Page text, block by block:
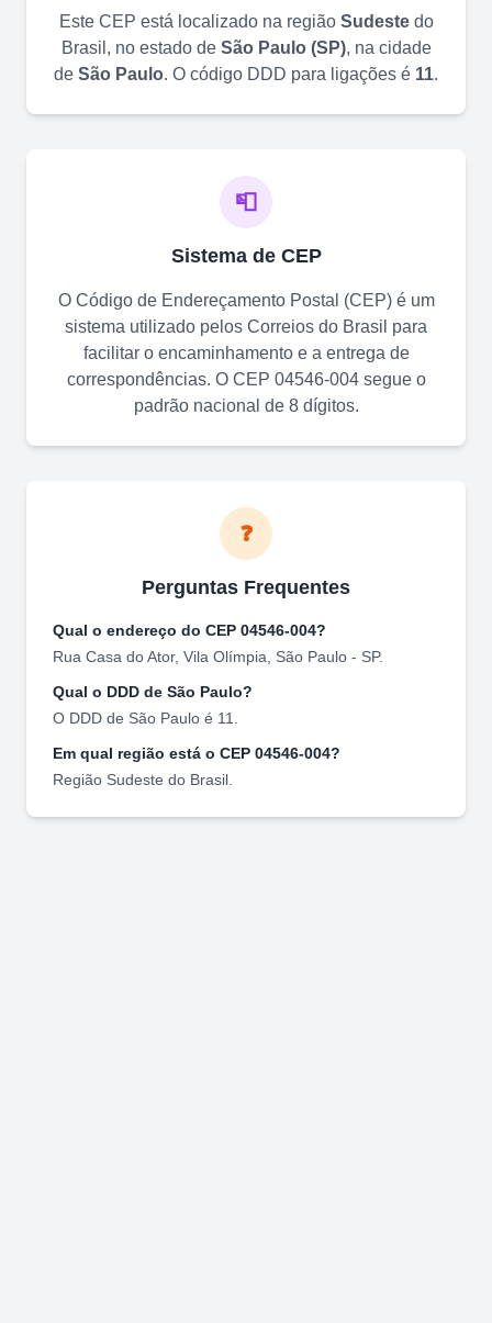
Este CEP está localizado na região Sudestedo
Brasil, no estado de São Paulo(SP), na cidade
de São Paulo. O código DDD para ligações é 11.
📮
Sistema de CEP
O Código de Endereçamento Postal (CEP) é um
sistema utilizado pelos Correios do Brasil para
facilitar o encaminhamento e a entrega de
correspondências. O CEP 04546-004segue o
padrão nacional de 8 dígitos.
❓
Perguntas Frequentes
Qual o endereço do CEP 04546-004?
Rua Casa do Ator, Vila Olímpia São Paulo - SP.
Qual o DDD de São Paulo?
O DDD de São Paulo é 11
Em qual região está o CEP 04546-004?
Região Sudeste do Brasil.